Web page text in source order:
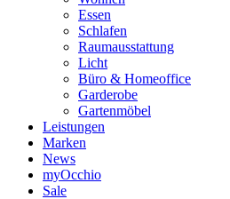
Essen
Schlafen
Raumausstattung
Licht
Büro & Homeoffice
Garderobe
Gartenmöbel
Leistungen
Marken
News
myOcchio
Sale